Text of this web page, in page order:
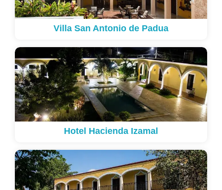
Villa San Antonio de Padua
Hotel Hacienda Izamal